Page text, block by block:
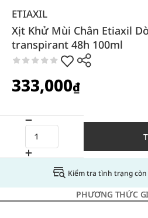
ETIAXIL
Xịt Khử Mùi Chân Etiaxil
transpirant 48h 100ml
333,000₫
Kiểm tra tình trạng
PHƯƠNG THỨC